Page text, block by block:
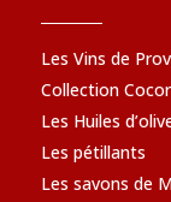
Les Vins de
Collection
Les Huiles
Les pétillants
Les savons de